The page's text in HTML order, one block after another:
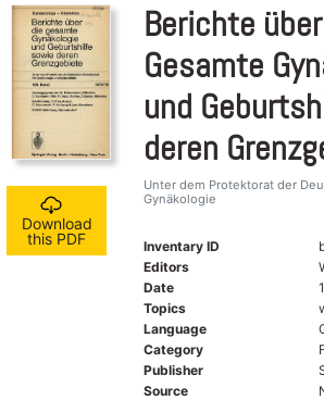
Download
this PDF
Berichte
Gesamte
und
deren
Unter dem Protektorat der
Gynäkologie
Inventary ID
Editors
Date
Topics
Language
Category
Publisher
Source